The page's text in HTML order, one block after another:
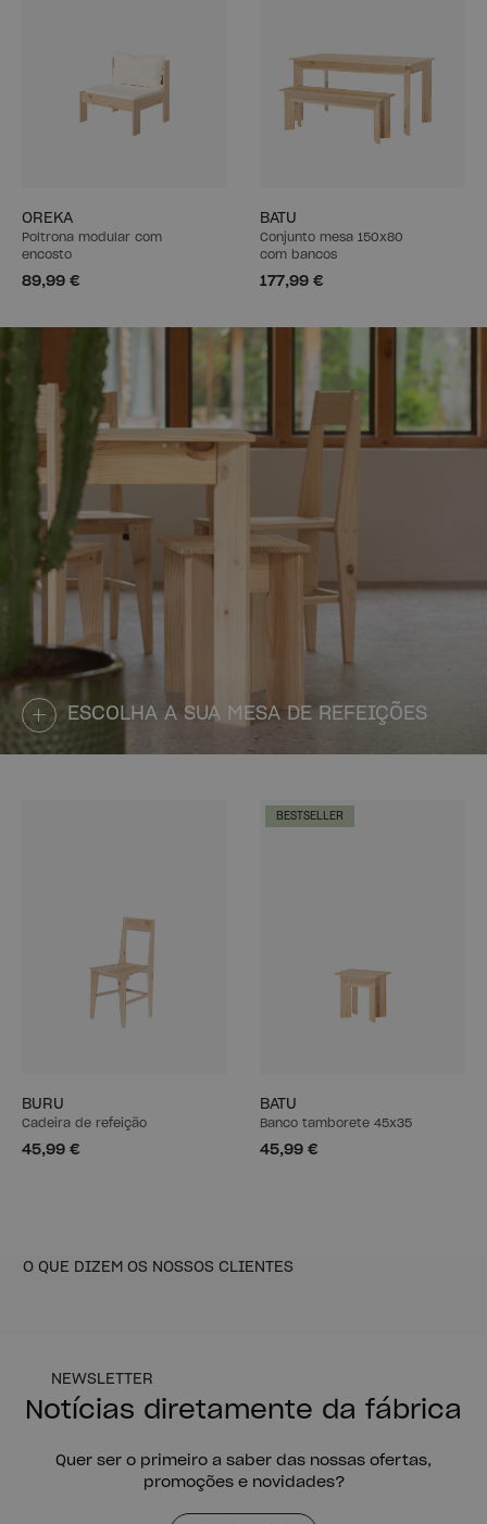
OREKA
Poltrona modular com
encosto
89,99 €
BATU
Conjunto mesa 150x80
com bancos
177,99 €
ESCOLHA A SUA MESA DE REFEIÇÕES
BURU
Cadeira de refeição
45,99 €
BESTSELLER
BATU
Banco tamborete 45x35
45,99 €
O QUE DIZEM OS NOSSOS CLIENTES
NEWSLETTER
Notícias diretamente da fábrica
Quer ser o primeiro a saber das nossas ofertas,
promoções e novidades?